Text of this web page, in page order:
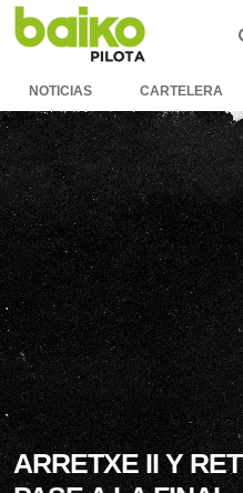
NOTICIAS CARTELERA
ARRETXE II Y